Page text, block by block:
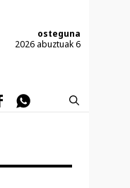
osteguna
2026 abuztuak 6